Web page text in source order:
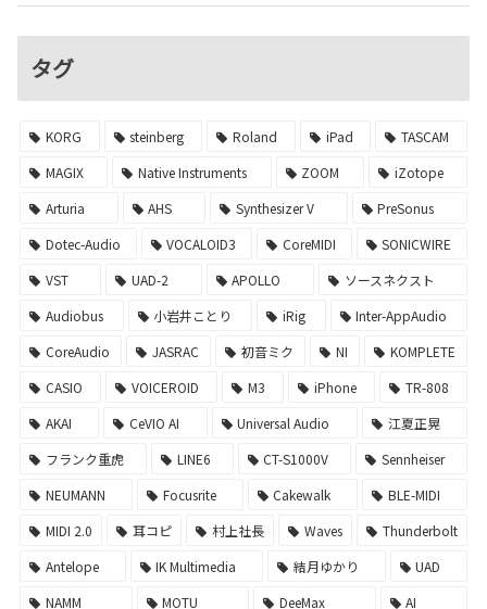
タグ
KORG steinberg Roland iPad
TASCAM
MAGIX
Native Instruments ZOOM
iZotope
Arturia
AHS Synthesizer V
PreSonus
Dotec-Audio
VOCALOID3 CoreMIDI
SONICWIRE
VST
UAD-2 APOLLO
ソースネクスト
Audiobus
小岩井ことり iRig
Inter-AppAudio
CoreAudio
JASRAC 初音ミク NI
KOMPLETE
CASIO
VOICEROID M3 iPhone
TR-808
AKAI
CeVIO AI Universal Audio
江夏正晃
フランク重虎
LINE6 CT-S1000V
Sennheiser
NEUMANN
Focusrite Cakewalk
BLE-MIDI
MIDI 2.0
耳コピ 村上社長 Waves
Thunderbolt
Antelope
IK Multimedia 結月ゆかり
UAD
NAMM
MOTU DeeMax AI